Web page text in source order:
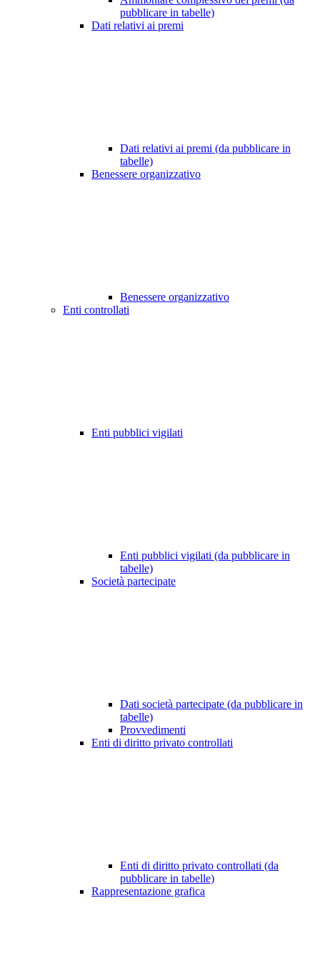
pubblicare in tabelle)
Dati relativi ai premi
Dati relativi ai premi (da pubblicare in
tabelle)
Benessere organizzativo
Benessere organizzativo
Enti controllati
Enti pubblici vigilati
Enti pubblici vigilati (da pubblicare in
tabelle)
Società partecipate
Dati società partecipate (da pubblicare in
tabelle)
Provvedimenti
Enti di diritto privato controllati
Enti di diritto privato controllati (da
pubblicare in tabelle)
Rappresentazione grafica